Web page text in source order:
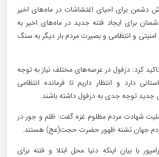
دشمن برای احیای اغتشاشات در ماه‌های اخیر
برای ایجاد فتنه جدید در ماه‌های اخیر به
و انتظامی و بصیرت مردم بار دیگر به سنگ
کرد: دزفول در عرصه‌های مختلف نیاز به توجه
دارد و انتظار داریم تا فرمانده انتظامی
جدید توجه جدی به دزفول داشته باشند.
شهادت مردم مظلوم غزه گفت: ظلم و جور در
جهان تشنه ظهور حضرت حجت(عج) هستند.
با بیان اینکه دنیا محل ابتلا و فتنه برای